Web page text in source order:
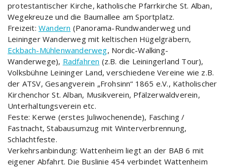
protestantischer Kirche, katholische Pfarrkirche St. Alban,
Wegekreuze und die Baumallee am Sportplatz.
Freizeit:Wandern (Panorama-Rundwanderweg und
Leininger Wanderweg mit keltischen Hügelgräbern,
Eckbach-Mühlenwanderweg, Nordic-Walking-
Wanderwege), Radfahren (z.B. die Leiningerland Tour),
Volksbühne Leininger Land, verschiedene Vereine wie z.B.
der ATSV, Gesangverein „Frohsinn“ 1865 e.V., Katholischer
Kirchenchor St. Alban, Musikverein, Pfälzerwaldverein,
Unterhaltungsverein etc.
Feste: Kerwe (erstes Juliwochenende), Fasching /
Fastnacht, Stabausumzug mit Winterverbrennung,
Schlachtfeste.
Verkehrsanbindung: Wattenheim liegt an der BAB 6 mit
eigener Abfahrt. Die Buslinie 454 verbindet Wattenheim